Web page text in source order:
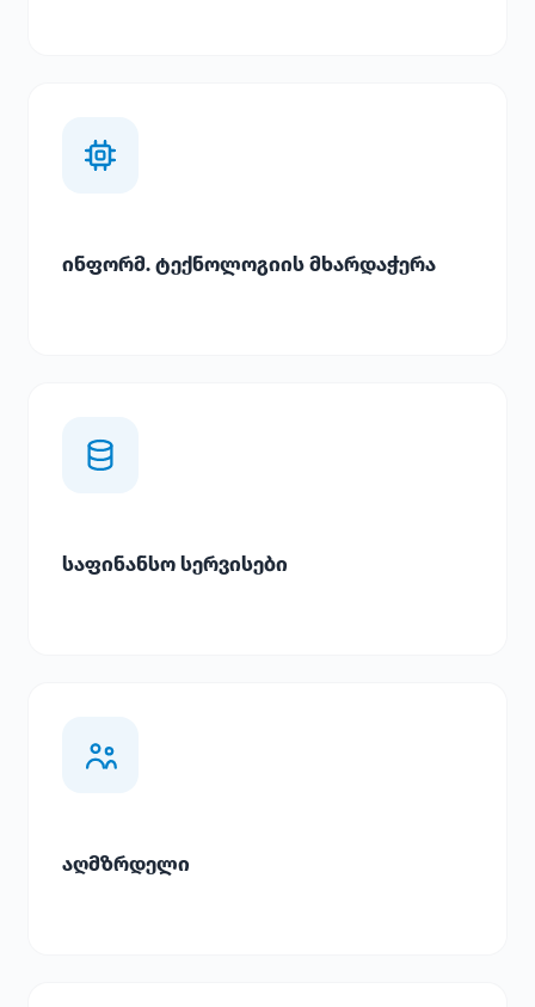
ინფორმ. ტექნოლოგიის მხარდაჭერა
საფინანსო სერვისები
აღმზრდელი